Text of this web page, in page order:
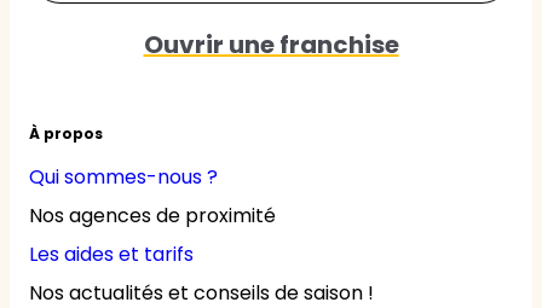
À propos
Qui sommes-nous ?
Nos agences de proximité
Les aides et tarifs
Nos actualités et conseils de saison !
Ouvrir une franchise